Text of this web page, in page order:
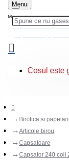
Menu
Cosul este
Birotica si
Articole birou
Capsatoare
Capsator 240 coli